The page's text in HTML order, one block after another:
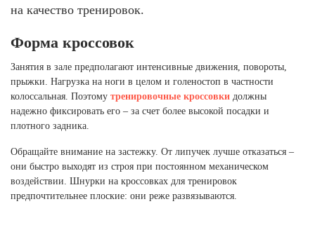
Тюменская область (3)
Хакасия (1)
Челябинская область (2)
Ямало-Ненецкий автономный округ (1)
Ярославская область (1)
на качество тренировок.
Форма кроссовок
Занятия в зале предполагают интенсивные движения, повороты,
прыжки. Нагрузка на ноги в целом и голеностоп в частности
колоссальная. Поэтому тренировочные кроссовки должны
надежно фиксировать его – за счет более высокой посадки и
плотного задника.
Обращайте внимание на застежку. От липучек лучше отказаться –
они быстро выходят из строя при постоянном механическом
воздействии. Шнурки на кроссовках для тренировок
предпочтительнее плоские: они реже развязываются.